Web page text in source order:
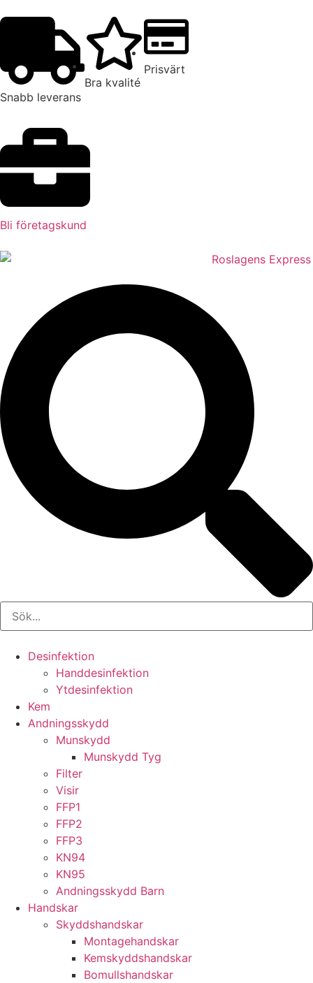
Snabb leverans
Bra kvalité
Prisvärt
Bli företagskund
Desinfektion
Handdesinfektion
Ytdesinfektion
Kem
Andningsskydd
Munskydd
Munskydd Tyg
Filter
Visir
FFP1
FFP2
FFP3
KN94
KN95
Andningsskydd Barn
Handskar
Skyddshandskar
Montagehandskar
Kemskyddshandskar
Bomullshandskar